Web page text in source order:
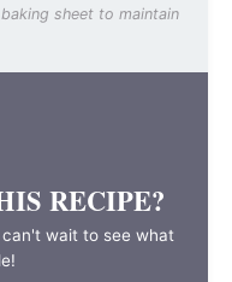
sheet to maintain
RECIPE?
wait to see what